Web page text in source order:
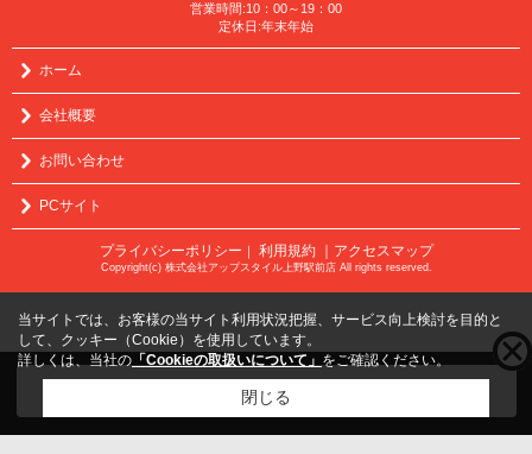
営業時間:10：00～19：00
定休日:年末年始
ホーム
会社概要
お問い合わせ
PCサイト
プライバシーポリシー 利用規約 ｜アクセスマップ
Copyright(c) 株式会社アップスタイル上野駅前店 All rights reserved.
こちらの物件をご覧の方にお勧めな物件
当サイトでは、お客様の当サイト利用状況把握、サービス向上検討を目的と
して、クッキー（Cookie）を使用しています。
詳しくは、当社の 「Cookieの取扱いについて」 をご確認ください。
閉じる